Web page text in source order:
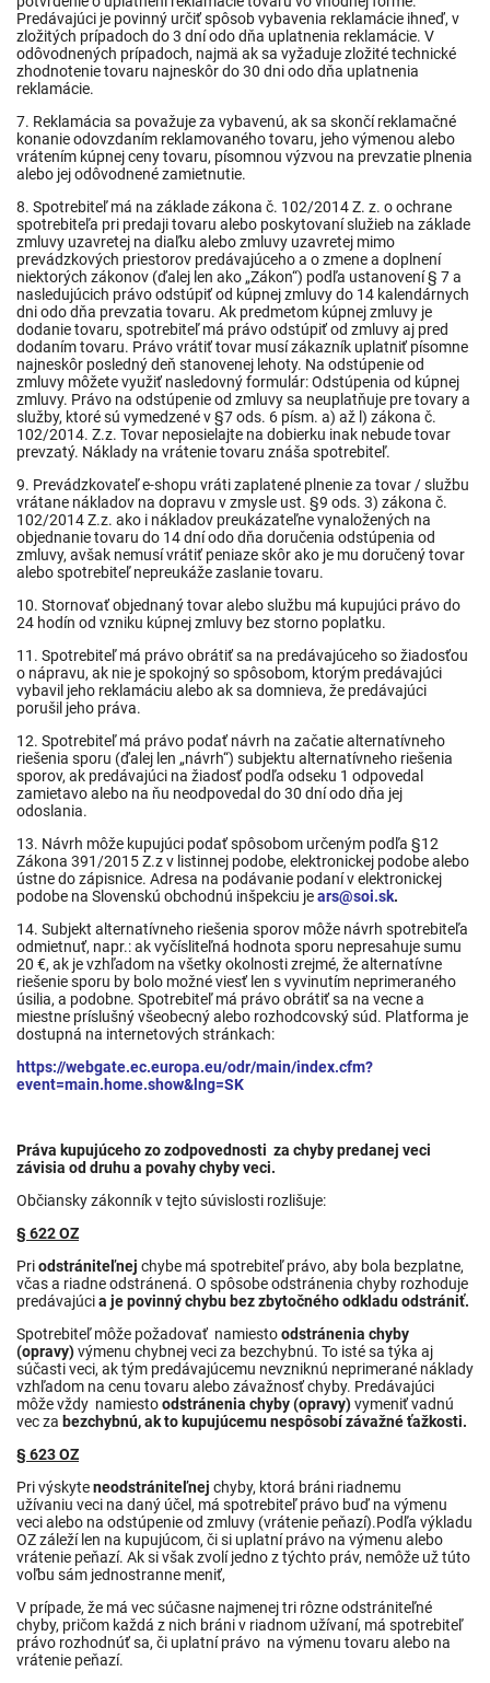
Predávajúci je povinný určiť spôsob vybavenia reklamácie ihneď, v
zložitých prípadoch do 3 dní odo dňa uplatnenia reklamácie. V
odôvodnených prípadoch, najmä ak sa vyžaduje zložité technické
zhodnotenie tovaru najneskôr do 30 dni odo dňa uplatnenia
reklamácie.
7. Reklamácia sa považuje za vybavenú, ak sa skončí reklamačné
konanie odovzdaním reklamovaného tovaru, jeho výmenou alebo
vrátením kúpnej ceny tovaru, písomnou výzvou na prevzatie plnenia
alebo jej odôvodnené zamietnutie.
8. Spotrebiteľ má na základe zákona č. 102/2014 Z. z. o ochrane
spotrebiteľa pri predaji tovaru alebo poskytovaní služieb na základe
zmluvy uzavretej na diaľku alebo zmluvy uzavretej mimo
prevádzkových priestorov predávajúceho a o zmene a doplnení
niektorých zákonov (ďalej len ako „Zákon“) podľa ustanovení § 7 a
nasledujúcich právo odstúpiť od kúpnej zmluvy do 14 kalendárnych
dni odo dňa prevzatia tovaru. Ak predmetom kúpnej zmluvy je
dodanie tovaru, spotrebiteľ má právo odstúpiť od zmluvy aj pred
dodaním tovaru. Právo vrátiť tovar musí zákazník uplatniť písomne
najneskôr posledný deň stanovenej lehoty. Na odstúpenie od
zmluvy môžete využiť nasledovný formulár: Odstúpenia od kúpnej
zmluvy. Právo na odstúpenie od zmluvy sa neuplatňuje pre tovary a
služby, ktoré sú vymedzené v §7 ods. 6 písm. a) až l) zákona č.
102/2014. Z.z. Tovar neposielajte na dobierku inak nebude tovar
prevzatý. Náklady na vrátenie tovaru znáša spotrebiteľ.
9. Prevádzkovateľ e-shopu vráti zaplatené plnenie za tovar / službu
vrátane nákladov na dopravu v zmysle ust. §9 ods. 3) zákona č.
102/2014 Z.z. ako i nákladov preukázateľne vynaložených na
objednanie tovaru do 14 dní odo dňa doručenia odstúpenia od
zmluvy, avšak nemusí vrátiť peniaze skôr ako je mu doručený tovar
alebo spotrebiteľ nepreukáže zaslanie tovaru.
10. Stornovať objednaný tovar alebo službu má kupujúci právo do
24 hodín od vzniku kúpnej zmluvy bez storno poplatku.
11. Spotrebiteľ má právo obrátiť sa na predávajúceho so žiadosťou
o nápravu, ak nie je spokojný so spôsobom, ktorým predávajúci
vybavil jeho reklamáciu alebo ak sa domnieva, že predávajúci
porušil jeho práva.
12. Spotrebiteľ má právo podať návrh na začatie alternatívneho
riešenia sporu (ďalej len „návrh“) subjektu alternatívneho riešenia
sporov, ak predávajúci na žiadosť podľa odseku 1 odpovedal
zamietavo alebo na ňu neodpovedal do 30 dní odo dňa jej
odoslania.
13. Návrh môže kupujúci podať spôsobom určeným podľa §12
Zákona 391/2015 Z.z v listinnej podobe, elektronickej podobe alebo
ústne do zápisnice. Adresa na podávanie podaní v elektronickej
podobe na Slovenskú obchodnú inšpekciu jears@soi.sk.
14. Subjekt alternatívneho riešenia sporov môže návrh spotrebiteľa
odmietnuť, napr.: ak vyčísliteľná hodnota sporu nepresahuje sumu
20 €, ak je vzhľadom na všetky okolnosti zrejmé, že alternatívne
riešenie sporu by bolo možné viesť len s vyvinutím neprimeraného
úsilia, a podobne. Spotrebiteľ má právo obrátiť sa na vecne a
miestne príslušný všeobecný alebo rozhodcovský súd. Platforma je
dostupná na internetových stránkach:
https://webgate.ec.europa.eu/odr/main/index.cfm?
event=main.home.show&lng=SK
Práva kupujúceho zo zodpovednosti za chyby predanej veci
závisia od druhu a povahy chyby veci.
Občiansky zákonník v tejto súvislosti rozlišuje:
§ 622 OZ
Priodstrániteľnej chybe má spotrebiteľ právo, aby bola bezplatne,
včas a riadne odstránená. O spôsobe odstránenia chyby rozhoduje
predávajúcia je povinný chybu bez zbytočného odkladu odstrániť.
Spotrebiteľ môže požadovať namiestoodstránenia chyby
(opravy)výmenu chybnej veci za bezchybnú. To isté sa týka aj
súčasti veci, ak tým predávajúcemu nevzniknú neprimerané náklady
vzhľadom na cenu tovaru alebo závažnosť chyby. Predávajúci
môže vždy namiestoodstránenia chyby (opravy)vymeniť vadnú
vec za bezchybnú, ak to kupujúcemu nespôsobí závažné ťažkosti.
§ 623 OZ
Pri výskyteneodstrániteľnej chyby, ktorá bráni riadnemu
užívaniu veci na daný účel, má spotrebiteľ právo buď na výmenu
veci alebo na odstúpenie od zmluvy (vrátenie peňazí).Podľa výkladu
OZ záleží len na kupujúcom, či si uplatní právo na výmenu alebo
vrátenie peňazí. Ak si však zvolí jedno z týchto práv, nemôže už túto
voľbu sám jednostranne meniť,
V prípade, že má vec súčasne najmenej tri rôzne odstrániteľné
chyby, pričom každá z nich bráni v riadnom užívaní, má spotrebiteľ
právo rozhodnúť sa, či uplatní právo na výmenu tovaru alebo na
vrátenie peňazí.